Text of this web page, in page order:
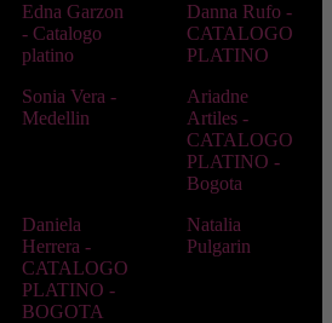
Edna Garzon
- Catalogo
platino
Danna Rufo -
CATALOGO
PLATINO
Sonia Vera -
Medellin
Ariadne
Artiles -
CATALOGO
PLATINO -
Bogota
Daniela
Herrera -
CATALOGO
PLATINO -
BOGOTA
Natalia
Pulgarin